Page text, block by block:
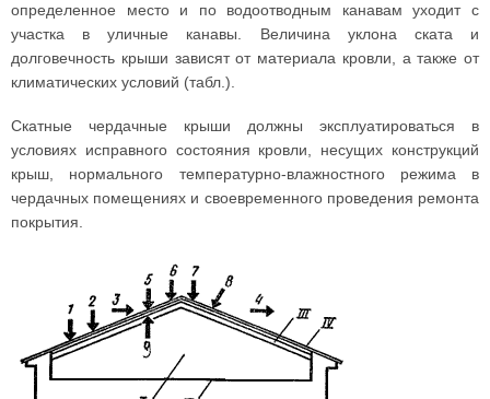
определенное место и по водоотводным канавам уходит с
участка в уличные канавы. Величина уклона ската и
долговечность крыши зависят от материала кровли, а также от
климатических условий (табл.).
Скатные чердачные крыши должны эксплуатироваться в
условиях исправного состояния кровли, несущих конструкций
крыш, нормального температурно-влажностного режима в
чердачных помещениях и своевременного проведения ремонта
покрытия.